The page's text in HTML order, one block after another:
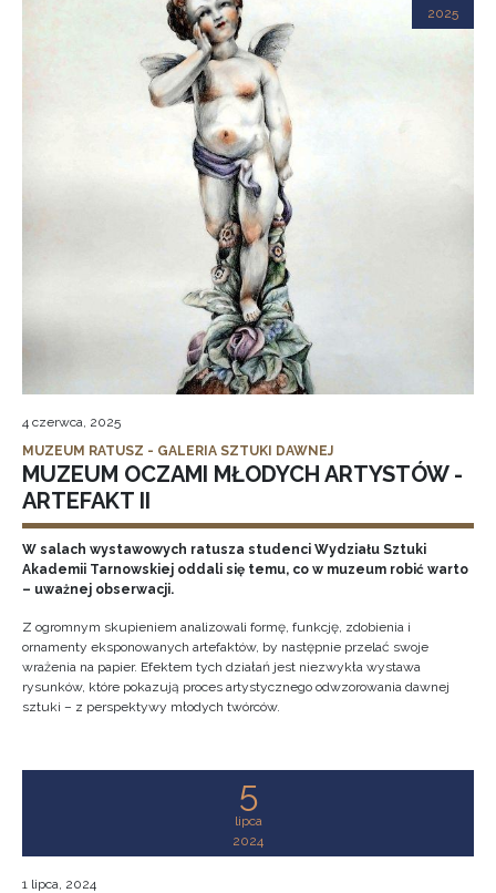
2025
4 czerwca, 2025
MUZEUM RATUSZ - GALERIA SZTUKI DAWNEJ
MUZEUM OCZAMI MŁODYCH ARTYSTÓW -
ARTEFAKT II
W salach wystawowych ratusza studenci Wydziału Sztuki
Akademii Tarnowskiej oddali się temu, co w muzeum robić warto
– uważnej obserwacji.
Z ogromnym skupieniem analizowali formę, funkcję, zdobienia i
ornamenty eksponowanych artefaktów, by następnie przelać swoje
wrażenia na papier. Efektem tych działań jest niezwykła wystawa
rysunków, które pokazują proces artystycznego odwzorowania dawnej
sztuki – z perspektywy młodych twórców.
5
lipca
2024
1 lipca, 2024